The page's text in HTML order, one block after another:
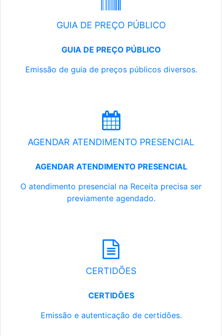
GUIA DE PREÇO PÚBLICO
GUIA DE PREÇO PÚBLICO
Emissão de guia de preços públicos diversos.
AGENDAR ATENDIMENTO PRESENCIAL
AGENDAR ATENDIMENTO PRESENCIAL
O atendimento presencial na Receita precisa ser
previamente agendado.
CERTIDÕES
CERTIDÕES
Emissão e autenticação de certidões.